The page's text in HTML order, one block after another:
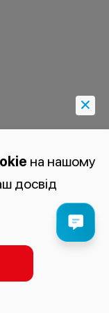
на нашому
досвід